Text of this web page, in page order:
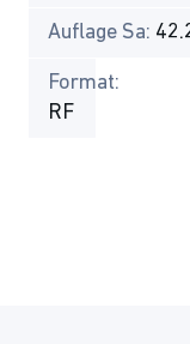
Auflage Sa:
Format:
RF